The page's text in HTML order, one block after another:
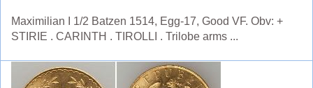
Maximilian I 1/2 Batzen 1514, Egg-17, Good VF. Obv: +
STIRIE . CARINTH . TIROLLI . Trilobe arms ...